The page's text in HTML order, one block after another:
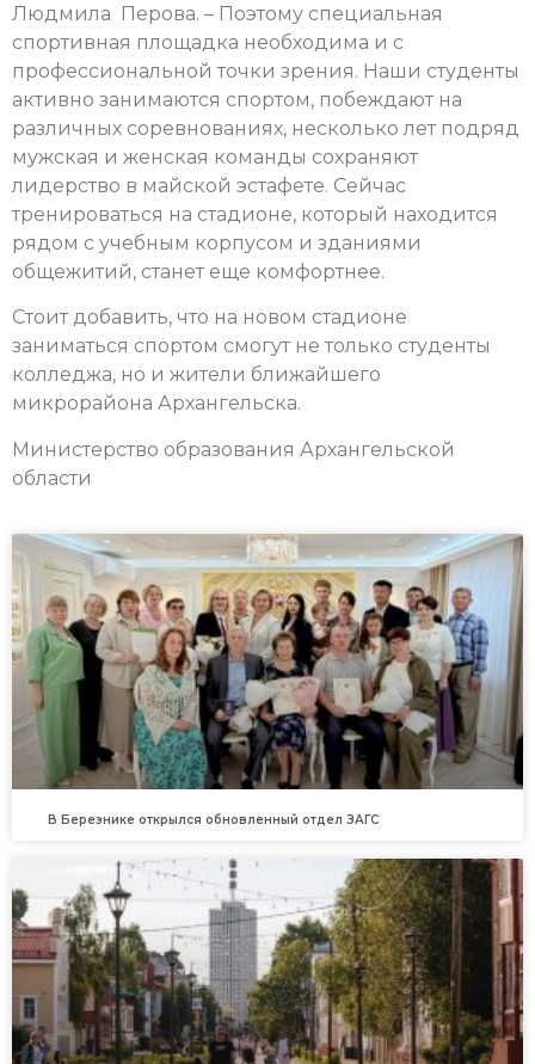
Людмила Перова. – Поэтому специальная
спортивная площадка необходима и с
профессиональной точки зрения. Наши студенты
активно занимаются спортом, побеждают на
различных соревнованиях, несколько лет подряд
мужская и женская команды сохраняют
лидерство в майской эстафете. Сейчас
тренироваться на стадионе, который находится
рядом с учебным корпусом и зданиями
общежитий, станет еще комфортнее.
Стоит добавить, что на новом стадионе
заниматься спортом смогут не только студенты
колледжа, но и жители ближайшего
микрорайона Архангельска.
Министерство образования Архангельской
области
В Березнике открылся обновленный отдел ЗАГС